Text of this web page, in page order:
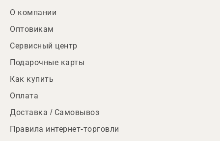
О компании
Оптовикам
Сервисный центр
Подарочные карты
Как купить
Оплата
Доставка / Самовывоз
Правила интернет-торговли